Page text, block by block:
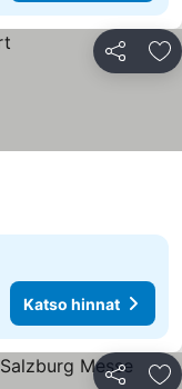
Jaa
Katso hinnat
Jaa